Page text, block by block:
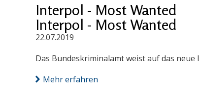
Interpol - Most Wanted
Interpol - Most Wanted
22.07.2019
Das Bundeskriminalamt weist auf das
Mehr erfahren